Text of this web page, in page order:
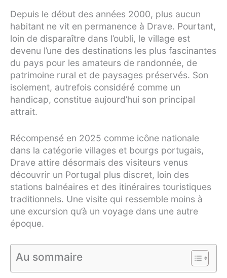
Depuis le début des années 2000, plus aucun
habitant ne vit en permanence à Drave. Pourtant,
loin de disparaître dans l’oubli, le village est
devenu l’une des destinations les plus fascinantes
du pays pour les amateurs de randonnée, de
patrimoine rural et de paysages préservés. Son
isolement, autrefois considéré comme un
handicap, constitue aujourd’hui son principal
attrait.
Récompensé en 2025 comme icône nationale
dans la catégorie villages et bourgs portugais,
Drave attire désormais des visiteurs venus
découvrir un Portugal plus discret, loin des
stations balnéaires et des itinéraires touristiques
traditionnels. Une visite qui ressemble moins à
une excursion qu’à un voyage dans une autre
époque.
Au sommaire